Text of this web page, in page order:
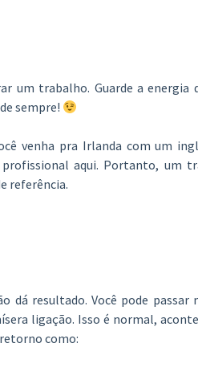
um trabalho. Guarde a energia
sempre!
venha pra Irlanda com um
aqui. Portanto, um
referência.
resultado. Você pode passar
ligação. Isso é normal,
como: